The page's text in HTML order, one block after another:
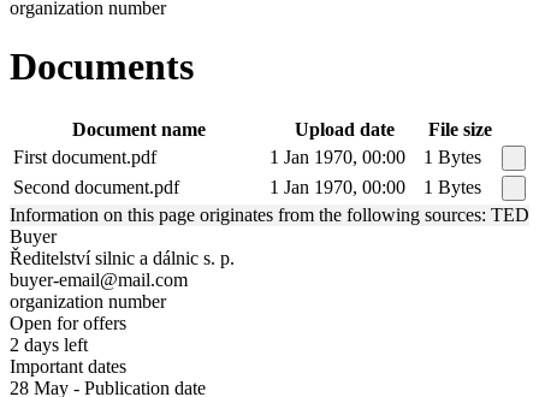
organization number
Documents
Document name Upload date
File size
First document.pdf
1 Jan 1970, 00:00
1 Bytes
Second document.pdf
1 Jan 1970, 00:00
1 Bytes
Information on this page originates from the following sources: TED
Buyer
Ředitelství silnic a dálnic s. p.
buyer-email@mail.com
organization number
Open for offers
2 days left
Important dates
28 May - Publication date